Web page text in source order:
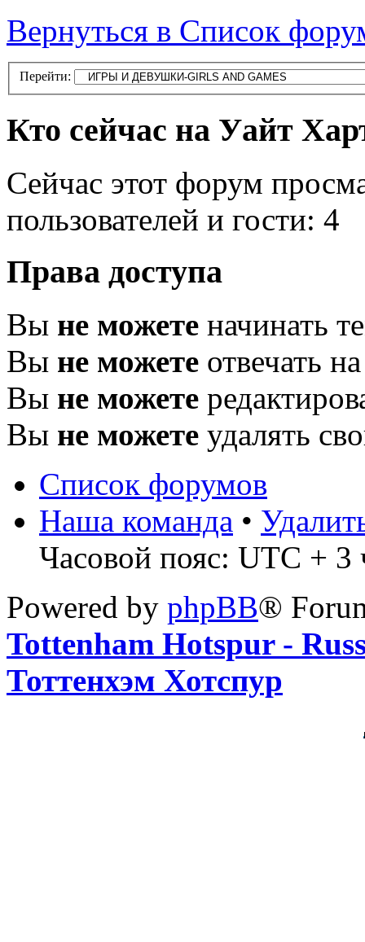
Вернуться в Список
Перейти:
Кто сейчас на Уайт
Сейчас этот форум
пользователей и гости: 4
Права доступа
Вы не можете начинать
Вы не можете отвечать
Вы не можете
Вы не можете удалять
Список форумов
Наша команда •
Часовой пояс: UTC + 3
Powered by phpBB®
Tottenham Hotspur -
Тоттенхэм Хотспур